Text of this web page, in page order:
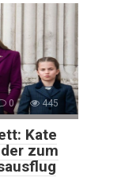
0 445
Kate
zum